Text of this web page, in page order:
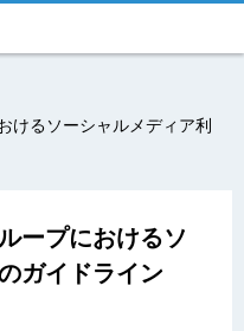
けるソーシャルメディア利
ープにおけるソ
ガイドライン